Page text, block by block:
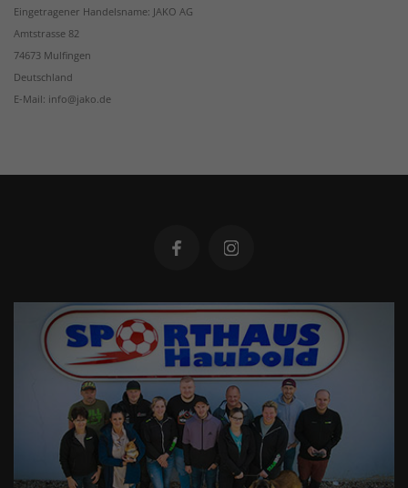
Eingetragener Handelsname: JAKO AG
Amtstrasse 82
74673 Mulfingen
Deutschland
E-Mail: info@jako.de